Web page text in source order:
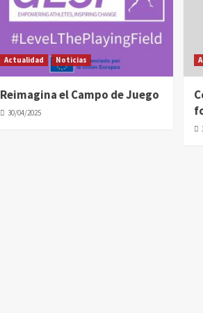
Actualidad Noticias
Reimagina el Campo de Juego
30/04/2025